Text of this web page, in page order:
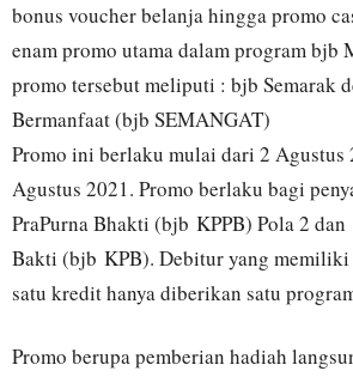
bonus voucher belanja hingga promo
enam promo utama dalam program bjb
promo tersebut meliputi : bjb Semarak
Bermanfaat (bjb SEMANGAT)
Promo ini berlaku mulai dari 2 Agustus
Agustus 2021. Promo berlaku bagi
PraPurna Bhakti (bjb KPPB) Pola 2
Bakti (bjb KPB). Debitur yang
satu kredit hanya diberikan satu
Promo berupa pemberian hadiah